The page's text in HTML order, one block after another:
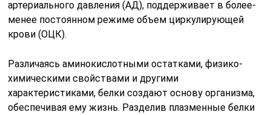
артериального давления (АД), поддерживает в более-
менее постоянном режиме объем циркулирующей
крови (ОЦК).
Различаясь аминокислотными остатками, физико-
химическими свойствами и другими
характеристиками, белки создают основу организма,
обеспечивая ему жизнь. Разделив плазменные белки